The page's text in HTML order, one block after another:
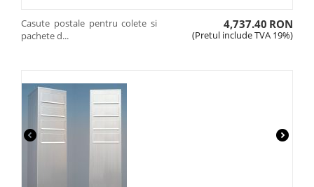
Casute postale pentru colete si
pachete d...
4,737.40 RON
(Pretul include TVA 19%)